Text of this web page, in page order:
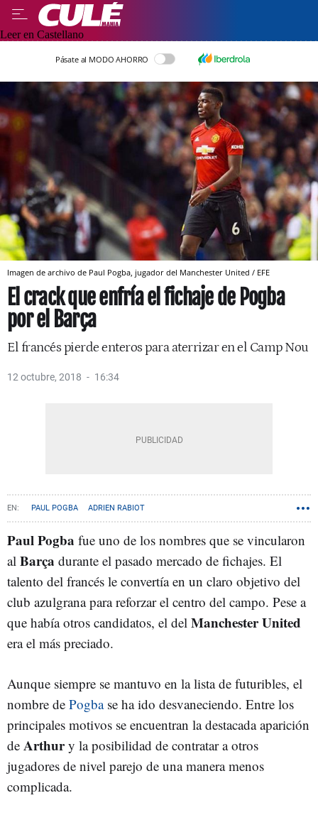
Leer en Castellano
Pásate al MODO AHORRO
Imagen de archivo de Paul Pogba, jugador del Manchester United / EFE
El crack que enfría el fichaje de Pogba
por el Barça
El francés pierde enteros para aterrizar en el Camp Nou
12 octubre, 2018 16:34
PAUL POGBA ADRIEN RABIOT
Paul Pogba fue uno de los nombres que se vincularon
al Barça durante el pasado mercado de fichajes. El
talento del francés le convertía en un claro objetivo del
club azulgrana para reforzar el centro del campo. Pese a
que había otros candidatos, el del Manchester United
era el más preciado.
Aunque siempre se mantuvo en la lista de futuribles, el
nombre de Pogbase ha ido desvaneciendo. Entre los
principales motivos se encuentran la destacada aparición
de Arthury la posibilidad de contratar a otros
jugadores de nivel parejo de una manera menos
complicada.